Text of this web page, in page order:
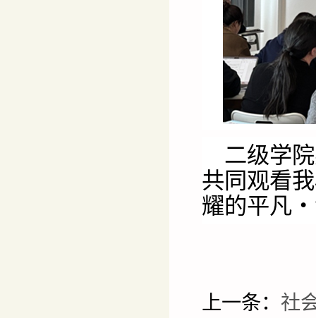
二级学
共同观看
耀的平凡・
上一条： 社